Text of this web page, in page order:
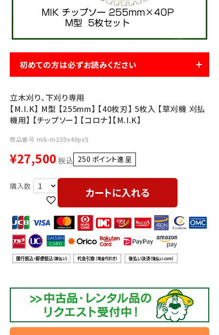
メールでのお問い合わせ
info@agriz.net
FAXでのご注文
0739-72-4532
24時間受付
初めての方は必ずお読みください
立木刈り、下刈り専用
【M.I.K】 M型 【255mm】 【40枚刃】 5枚入 【草刈機 刈払
機用】 【チップソー】 【コロナ】【M.I.K】
商品番号 mik-m255x40px5
¥27,500 税込 250 ポイント進呈 ]
カートに入れる